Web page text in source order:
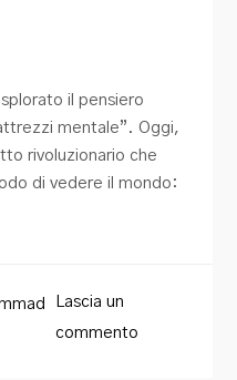
il pensiero
mentale”. Oggi,
rivoluzionario che
di vedere il mondo:
Lascia un
commento